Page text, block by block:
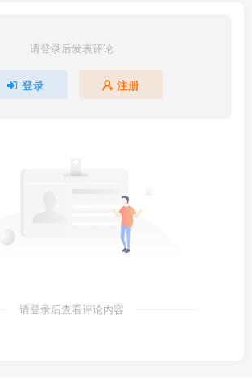
请登录后发表评论
登录 注册
请登录后查看评论内容